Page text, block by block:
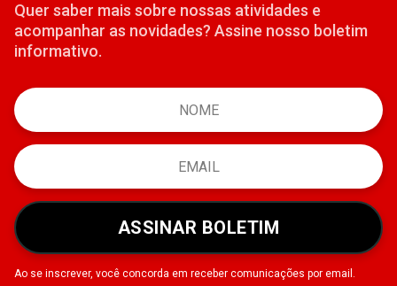
Quer saber mais sobre nossas atividades e
acompanhar as novidades? Assine nosso boletim
informativo.
ASSINAR BOLETIM
Ao se inscrever, você concorda em receber comunicações por email.